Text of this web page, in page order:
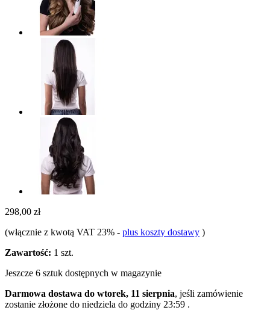
298,00 zł
(włącznie z kwotą VAT 23% - plus koszty dostawy )
Zawartość: 1 szt.
Jeszcze 6 sztuk dostępnych w magazynie
Darmowa dostawa do wtorek, 11 sierpnia, jeśli zamówienie
zostanie złożone do niedziela do godziny 23:59 .